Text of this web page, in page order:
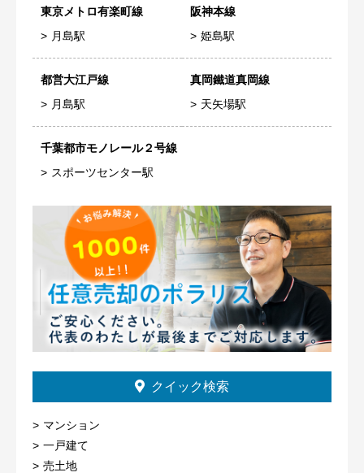
東京メトロ有楽町線
月島駅
阪神本線
姫島駅
都営大江戸線
月島駅
真岡鐵道真岡線
天矢場駅
千葉都市モノレール２号線
スポーツセンター駅
クイック検索
マンション
一戸建て
売土地